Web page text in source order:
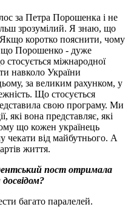
за Петра Порошенка і не
зрозумілий. Я знаю, що
Якщо коротко пояснити, чому
що Порошенко - дуже
міжнародної
навколо України
за великим рахунком, у
Що стосується
свою програму. Ми
які вона представляє, які
що кожен українець
чекати від майбутнього. А
життя.
пост отримала
багато паралелей.